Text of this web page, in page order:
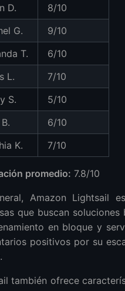
D.
8/10
G.
9/10
T.
6/10
L.
7/10
S.
5/10
6/10
K.
7/10
promedio: 7.8/10
Amazon Lightsail
que buscan
en bloque y
positivos por su
también ofrece